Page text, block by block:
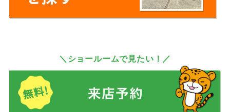
＼ショールームで見たい！／